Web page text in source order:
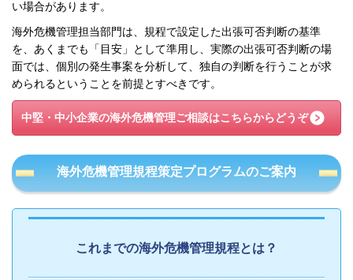
い場合があります。
海外危機管理担当部門は、規程で設定した出張可否判断の基準
を、あくまでも「目安」として準用し、実際の出張可否判断の場
面では、個別の発生事案を分析して、独自の判断を行うことが求
められるということを前提とすべきです。
中堅・中小企業の海外危機管理ご相談はこちらからどうぞ
海外危機管理規程策定プログラムのご案内
これまでの海外危機管理規程とは？